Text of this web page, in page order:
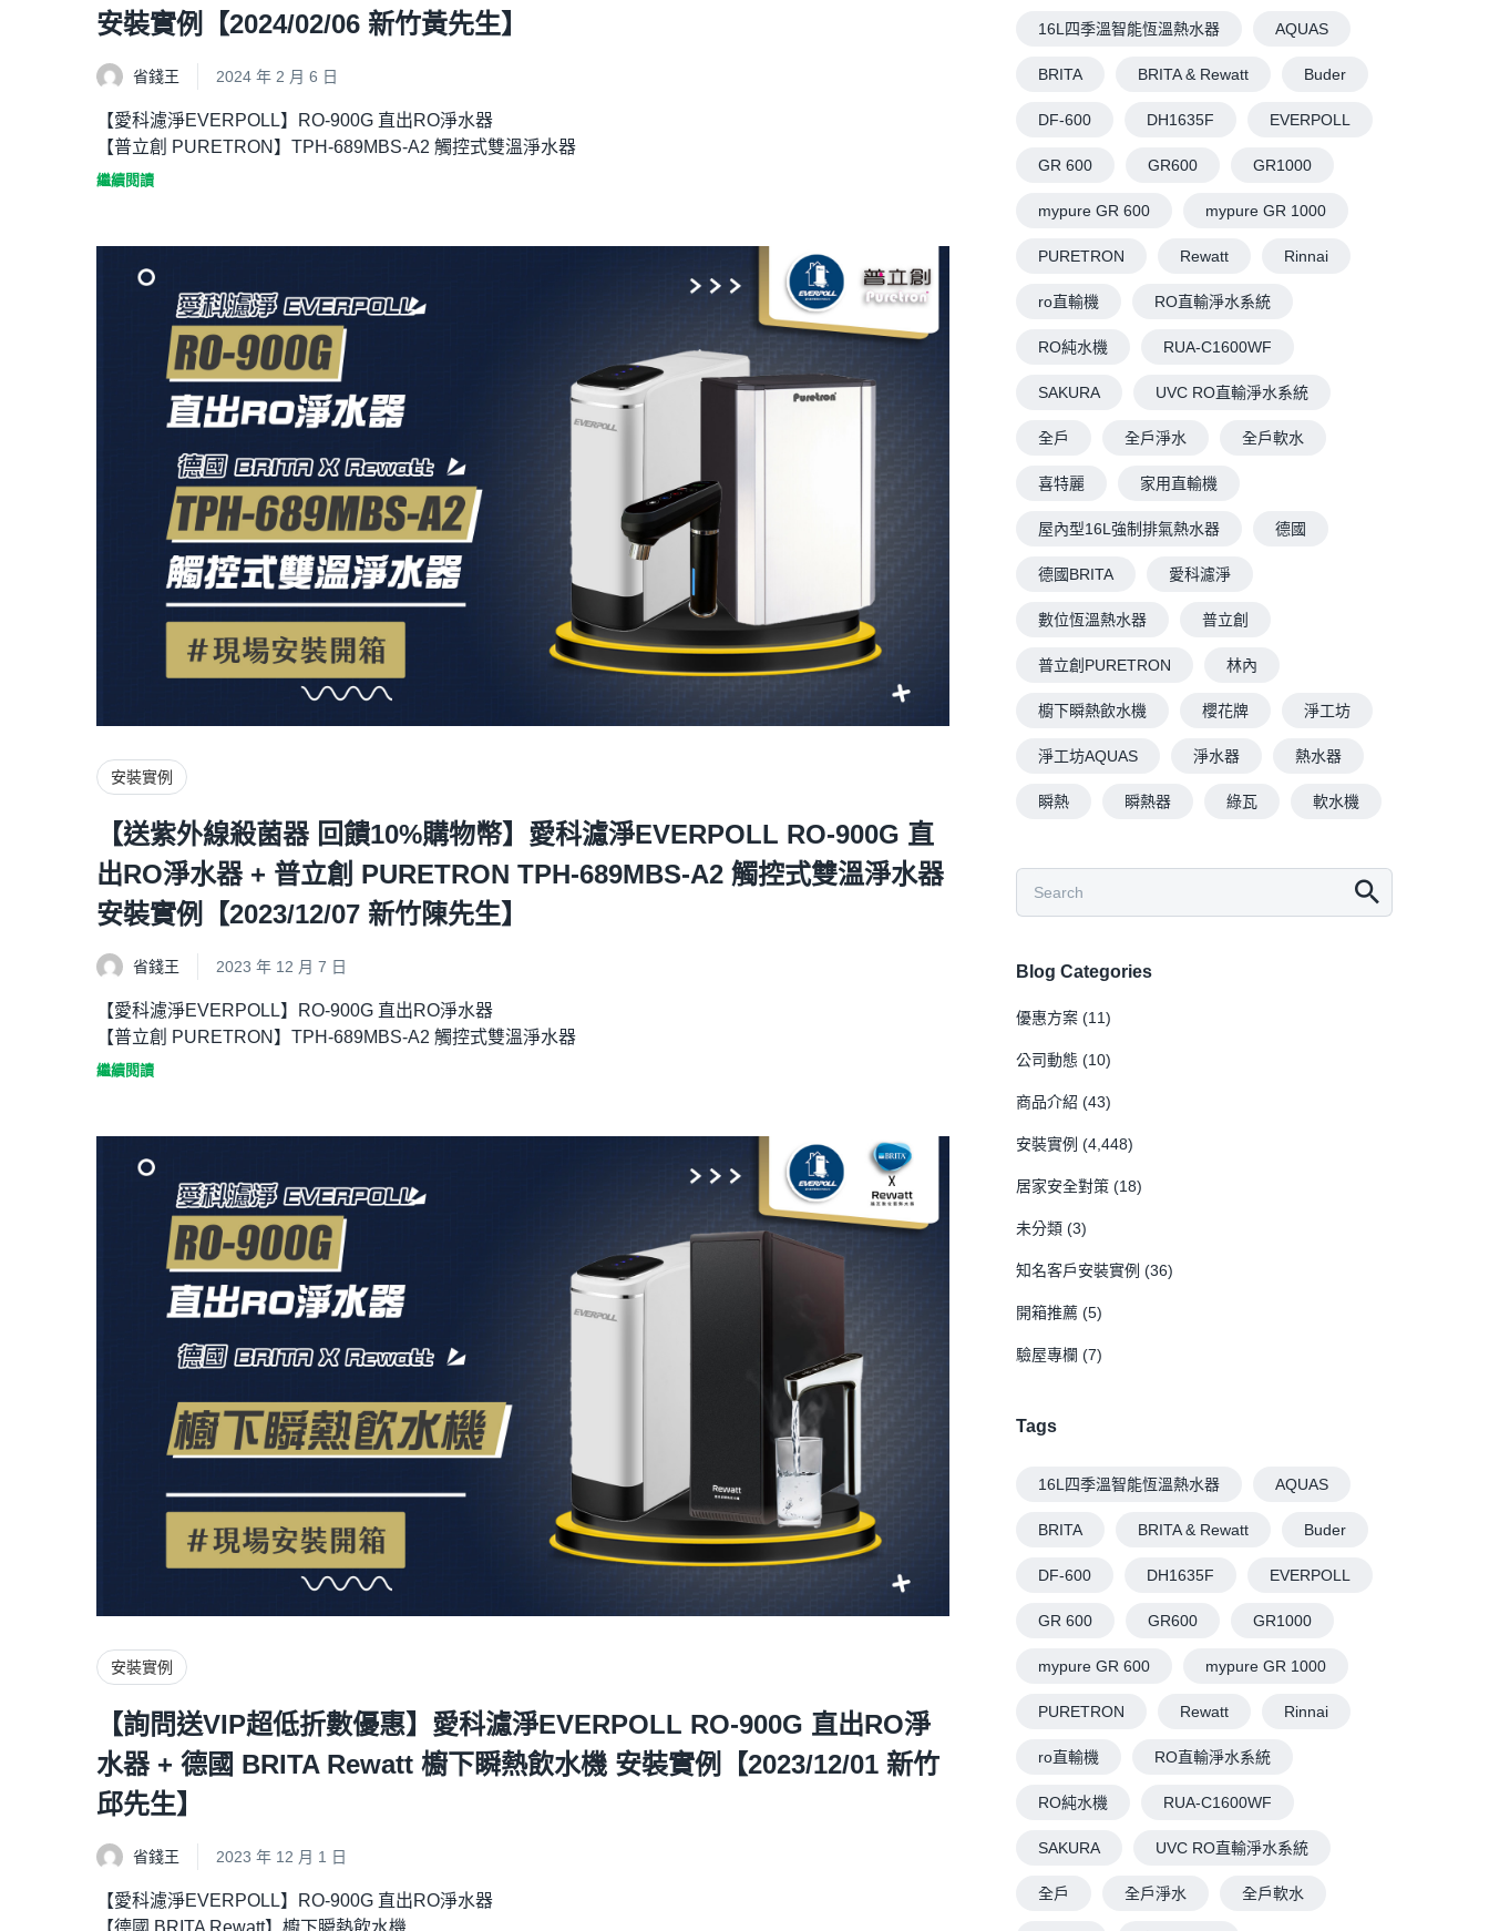
安裝實例【2024/02/06 新竹黃先生】
省錢王 2024 年 2 月 6 日
【愛科濾淨EVERPOLL】RO-900G 直出RO淨水器
【普立創 PURETRON】TPH-689MBS-A2 觸控式雙溫淨水器
繼續閱讀
安裝實例
【送紫外線殺菌器 回饋10%購物幣】愛科濾淨EVERPOLL RO-900G 直
出RO淨水器 + 普立創 PURETRON TPH-689MBS-A2 觸控式雙溫淨水器
安裝實例【2023/12/07 新竹陳先生】
省錢王 2023 年 12 月 7 日
【愛科濾淨EVERPOLL】RO-900G 直出RO淨水器
【普立創 PURETRON】TPH-689MBS-A2 觸控式雙溫淨水器
繼續閱讀
安裝實例
【詢問送VIP超低折數優惠】愛科濾淨EVERPOLL RO-900G 直出RO淨
水器 + 德國 BRITA Rewatt 櫥下瞬熱飲水機 安裝實例【2023/12/01 新竹
邱先生】
省錢王 2023 年 12 月 1 日
【愛科濾淨EVERPOLL】RO-900G 直出RO淨水器
16L四季溫智能恆溫熱水器 AQUAS
BRITA BRITA & Rewatt Buder
DF-600 DH1635F EVERPOLL
GR 600 GR600 GR1000
mypure GR 600 mypure GR 1000
PURETRON Rewatt Rinnai
ro直輸機 RO直輸淨水系統
RO純水機 RUA-C1600WF
SAKURA UVC RO直輸淨水系統
全戶 全戶淨水 全戶軟水
喜特麗 家用直輸機
屋內型16L強制排氣熱水器 德國
德國BRITA 愛科濾淨
數位恆溫熱水器 普立創
普立創PURETRON 林內
櫥下瞬熱飲水機 櫻花牌 淨工坊
淨工坊AQUAS 淨水器 熱水器
瞬熱 瞬熱器 綠瓦 軟水機
Blog Categories
優惠方案 (11)
公司動態 (10)
商品介紹 (43)
安裝實例 (4,448)
居家安全對策 (18)
未分類 (3)
知名客戶安裝實例 (36)
開箱推薦 (5)
驗屋專欄 (7)
Tags
16L四季溫智能恆溫熱水器 AQUAS
BRITA BRITA & Rewatt Buder
DF-600 DH1635F EVERPOLL
GR 600 GR600 GR1000
mypure GR 600 mypure GR 1000
PURETRON Rewatt Rinnai
ro直輸機 RO直輸淨水系統
RO純水機 RUA-C1600WF
SAKURA UVC RO直輸淨水系統
全戶 全戶淨水 全戶軟水